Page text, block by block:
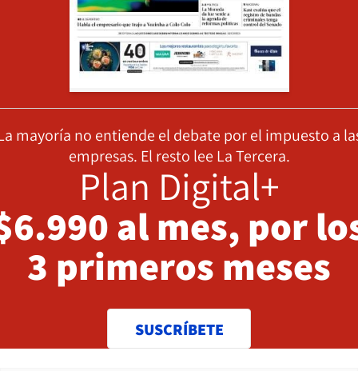
mayoría no entiende el debate por el impuesto a
empresas. El resto lee La Tercera.
Plan Digital+
al mes, por
3 primeros meses
SUSCRÍBETE